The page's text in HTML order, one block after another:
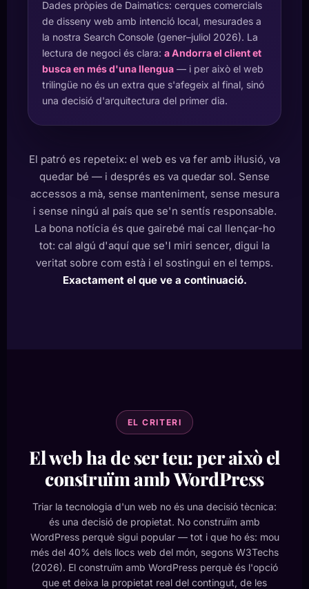
Dades pròpies de Daimatics: cerques comercials
de disseny web amb intenció local, mesurades a
la nostra Search Console (gener–juliol 2026). La
lectura de negoci és clara: a Andorra el client et
busca en més d'una llengua — i per això el web
trilingüe no és un extra que s'afegeix al final, sinó
una decisió d'arquitectura del primer dia.
El patró es repeteix: el web es va fer amb il·lusió, va
quedar bé — i després es va quedar sol. Sense
accessos a mà, sense manteniment, sense mesura
i sense ningú al país que se'n sentís responsable.
La bona notícia és que gairebé mai cal llençar-ho
tot: cal algú d'aquí que se'l miri sencer, digui la
veritat sobre com està i el sostingui en el temps.
Exactament el que ve a continuació.
EL CRITERI
El web ha de ser teu: per això el
construïm amb WordPress
Triar la tecnologia d'un web no és una decisió tècnica:
és una decisió de propietat. No construïm amb
WordPress perquè sigui popular — tot i que ho és: mou
més del 40% dels llocs web del món, segons W3Techs
(2026). El construïm amb WordPress perquè és l'opció
que et deixa la propietat real del contingut, de les